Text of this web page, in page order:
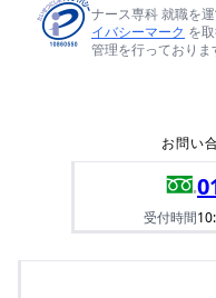
ナース専科 就職を
イバシーマーク を
管理を行っておりま
お問い
受付時間